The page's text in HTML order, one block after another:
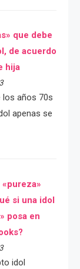
que debe
de acuerdo
hija
años 70s
apenas se
si una idol
posa en
idol